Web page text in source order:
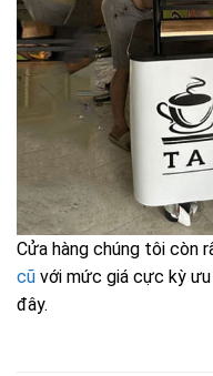
Cửa hàng chúng tôi còn
cũ với mức giá cực kỳ
đây.